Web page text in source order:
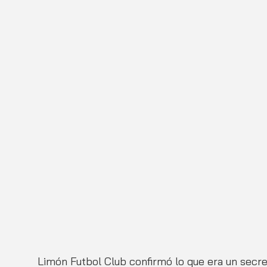
Limón Futbol Club confirmó lo que era un